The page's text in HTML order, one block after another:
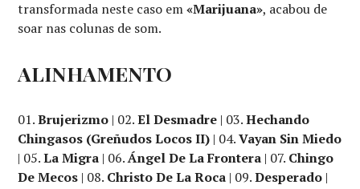
transformada neste caso em«Marijuana», acabou de
soar nas colunas de som.
ALINHAMENTO
01.Brujerizmo | 02.El Desmadre | 03.Hechando
Chingasos (Greñudos Locos II) | 04.Vayan Sin Miedo
| 05.La Migra | 06.Ángel De La Frontera | 07. Chingo
De Mecos | 08. Christo De La Roca | 09.Desperado |